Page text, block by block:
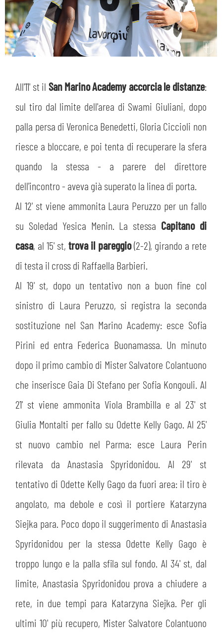
All'11' st il San Marino Academy accorcia le distanze:
sul tiro dal limite dell'area di Swami Giuliani, dopo
palla persa di Veronica Benedetti, Gloria Ciccioli non
riesce a bloccare, e poi tenta di recuperare la sfera
quando la stessa - a parere del direttore
dell'incontro - aveva già superato la linea di porta.
Al 12' st viene ammonita Laura Peruzzo per un fallo
su Soledad Yesica Menin. La stessa Capitano di
casa, al 15' st,trova il pareggio(2-2), girando a rete
di testa il cross di Raffaella Barbieri.
Al 19' st, dopo un tentativo non a buon fine col
sinistro di Laura Peruzzo, si registra la seconda
sostituzione nel San Marino Academy: esce Sofia
Pirini ed entra Federica Buonamassa. Un minuto
dopo il primo cambio di Mister Salvatore Colantuono
che inserisce Gaia Di Stefano per Sofia Kongouli. Al
21' st viene ammonita Viola Brambilla e al 23' st
Giulia Montalti per fallo su Odette Kelly Gago. Al 25'
st nuovo cambio nel Parma: esce Laura Perin
rilevata da Anastasia Spyridonidou. Al 29' st
tentativo di Odette Kelly Gago da fuori area: il tiro è
angolato, ma debole e così il portiere Katarzyna
Siejka para. Poco dopo il suggerimento di Anastasia
Spyridonidou per la stessa Odette Kelly Gago è
troppo lungo e la palla sfila sul fondo. Al 34' st, dal
limite, Anastasia Spyridonidou prova a chiudere a
rete, in due tempi para Katarzyna Siejka. Per gli
ultimi 10' più recupero, Mister Salvatore Colantuono